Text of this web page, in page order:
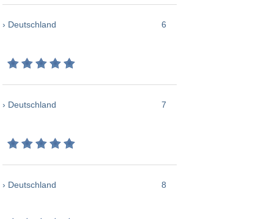
› Deutschland 6
› Deutschland 7
› Deutschland 8